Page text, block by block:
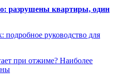
разрушены квартиры, один
подробное руководство для
при отжиме? Наиболее